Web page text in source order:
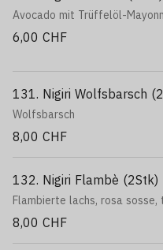
Avocado mit Trüffelöl-
6,00 CHF
131. Nigiri Wolfsbarsch
Wolfsbarsch
8,00 CHF
132. Nigiri Flambè (2Stk)
Flambierte lachs, rosa sosse,
8,00 CHF